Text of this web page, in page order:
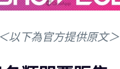
＜以下為官方提供原文＞